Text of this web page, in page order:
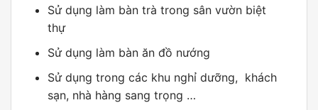
Sử dụng làm bàn trà trong sân vườn biệt
thự
Sử dụng làm bàn ăn đồ nướng
Sử dụng trong các khu nghỉ dưỡng, khách
sạn, nhà hàng sang trọng …